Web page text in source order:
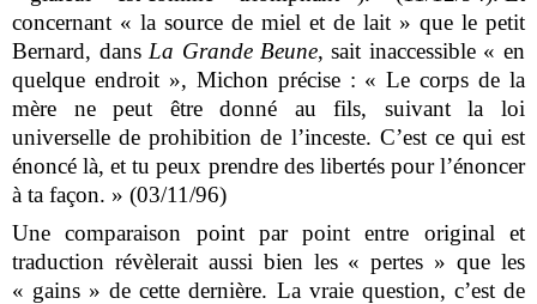
concernant « la source de miel et de lait » que le petit
Bernard, dans La Grande Beune, sait inaccessible « en
quelque endroit », Michon précise : « Le corps de la
mère ne peut être donné au fils, suivant la loi
universelle de prohibition de l’inceste. C’est ce qui est
énoncé là, et tu peux prendre des libertés pour l’énoncer
à ta façon. » (03/11/96)
Une comparaison point par point entre original et
traduction révèlerait aussi bien les « pertes » que les
« gains » de cette dernière. La vraie question, c’est de